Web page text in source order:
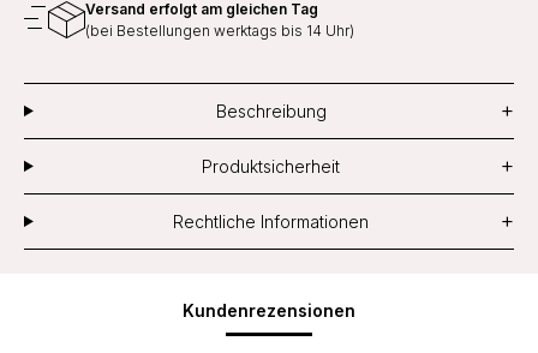
Versand erfolgt am gleichen Tag
(bei Bestellungen werktags bis 14 Uhr)
Beschreibung +
Produktsicherheit +
Rechtliche Informationen +
Kundenrezensionen